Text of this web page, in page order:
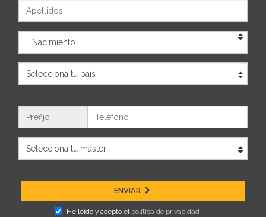
ENVIAR
He leído y acepto el política de privacidad